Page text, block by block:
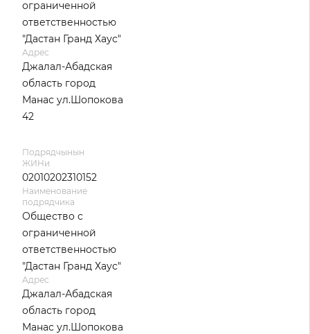
ограниченной
ответственностью
"Дастан Гранд Хаус"
Адрес
Джалал-Абадская
область город
Манас ул.Шопокова
42
Подрядчынын
ЖИНи
02010202310152
Наименование
подрядчика
Общество с
ограниченной
ответственностью
"Дастан Гранд Хаус"
Адрес
Джалал-Абадская
область город
Манас ул.Шопокова